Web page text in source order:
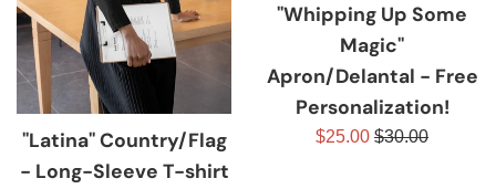
"Latina" Country/Flag
- Long-Sleeve T-shirt
"Whipping Up Some
Magic"
Apron/Delantal - Free
Personalization!
Prezzo
$25.00 Prezzo
$30.00